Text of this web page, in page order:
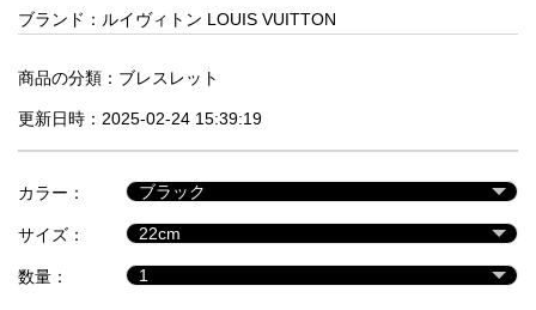
気
商
セ
ル
品
ブランド： ルイヴィトン LOUIS VUITTON
商品の分類： ブレスレット
更新日時：2025-02-24 15:39:19
カラー：
サイズ：
数量：